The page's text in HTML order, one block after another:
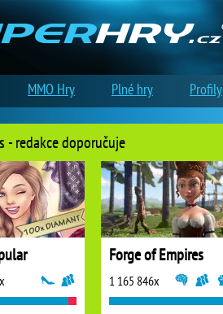
- redakce doporučuje
Forge of Empires
1 165 846x
MMO Hry Plné hry Profily